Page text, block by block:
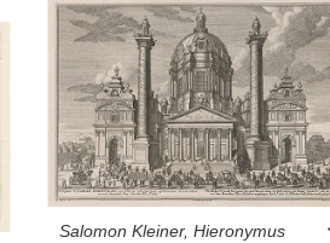
Salomon Kleiner, Hieronymus